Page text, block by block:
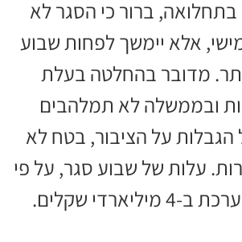
ברור כי הסגר לא
אלא יימשך לפחות שבוע
מדובר בהחלטה בעלת
ובממשלה לא תמלהבים
על הציבור, בטח לא
עלות של שבוע סגר, על פי
שקלים.